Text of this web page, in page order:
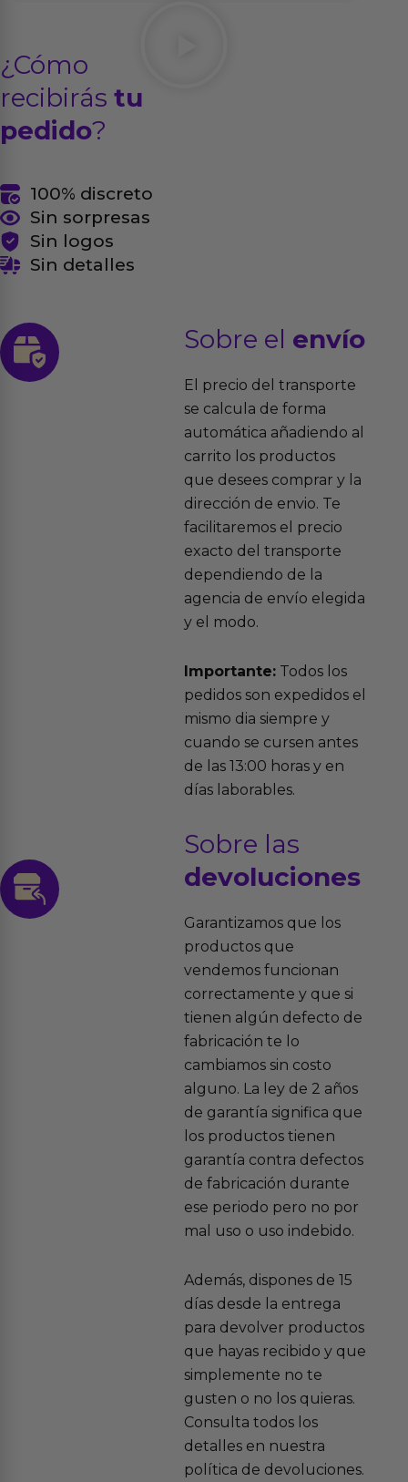
¿Cómo
recibirás tu
pedido?
100% discreto
Sin sorpresas
Sin logos
Sin detalles
Sobre el envío
El precio del transporte
se calcula de forma
automática añadiendo al
carrito los productos
que desees comprar y la
dirección de envio. Te
facilitaremos el precio
exacto del transporte
dependiendo de la
agencia de envío elegida
y el modo.
Importante:Todos los
pedidos son expedidos el
mismo dia siempre y
cuando se cursen antes
de las 13:00 horas y en
días laborables.
Sobre las
devoluciones
Garantizamos que los
productos que
vendemos funcionan
correctamente y que si
tienen algún defecto de
fabricación te lo
cambiamos sin costo
alguno. La ley de 2 años
de garantía significa que
los productos tienen
garantía contra defectos
de fabricación durante
ese periodo pero no por
mal uso o uso indebido.
Además, dispones de 15
días desde la entrega
para devolver productos
que hayas recibido y que
simplemente no te
gusten o no los quieras.
Consulta todos los
detalles en nuestra
política de devoluciones.